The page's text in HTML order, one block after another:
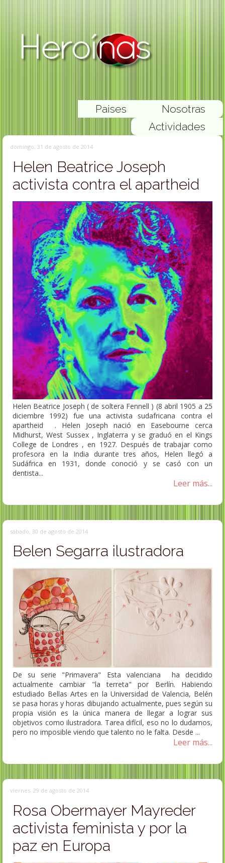
Nosotras
Paises
Actividades
domingo, 31 de agosto de 2014
Helen Beatrice Joseph
activista contra el apartheid
Helen Beatrice Joseph ( de soltera Fennell ) (8 abril 1905 a 25
diciembre 1992) fue una activista sudafricana contra el
apartheid . Helen Joseph nació en Easebourne cerca
Midhurst, West Sussex , Inglaterra y se graduó en el Kings
College de Londres , en 1927. Después de trabajar como
profesora en la India durante tres años, Helen llegó a
Sudáfrica en 1931, donde conoció y se casó con un
dentista...
Leer más...
sábado, 30 de agosto de 2014
Belen Segarra ilustradora
De su serie "Primavera" Esta valenciana ha decidido
actualmente cambiar "la terreta" por Berlín. Habiendo
estudiado Bellas Artes en la Universidad de Valencia, Belén
se pasa horas y horas dibujando actualmente, pues según su
propia visión es la única manera de llegar a lograr sus
objetivos como ilustradora. Tarea difícil, eso no lo dudamos,
pero no imposible viendo que talento no le falta. Desde ...
Leer más...
viernes, 29 de agosto de 2014
Rosa Obermayer Mayreder
activista feminista y por la
paz en Europa